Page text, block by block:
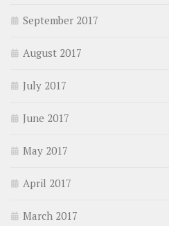
September 2017
August 2017
July 2017
June 2017
May 2017
April 2017
March 2017